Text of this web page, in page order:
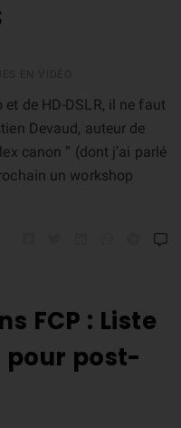
de HD-DSLR, il ne faut
Devaud, auteur de
canon ” (dont j’ai parlé
un workshop
FCP : Liste
pour post-